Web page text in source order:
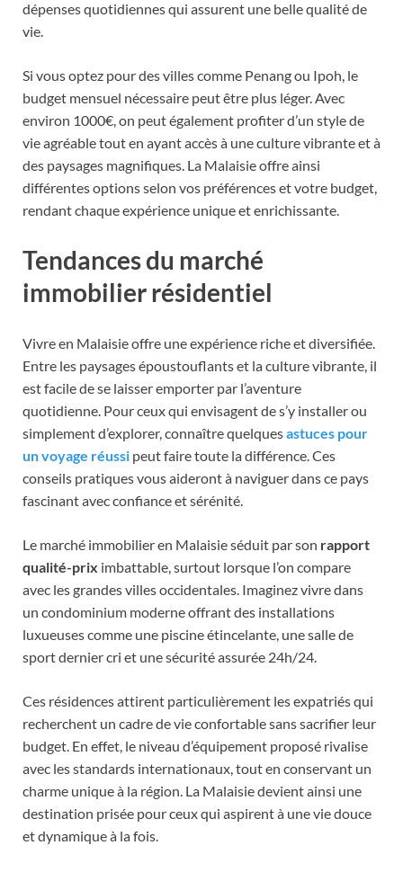
dépenses quotidiennes qui assurent une belle qualité de
vie.
Si vous optez pour des villes comme Penang ou Ipoh, le
budget mensuel nécessaire peut être plus léger. Avec
environ 1000€, on peut également profiter d’un style de
vie agréable tout en ayant accès à une culture vibrante et à
des paysages magnifiques. La Malaisie offre ainsi
différentes options selon vos préférences et votre budget,
rendant chaque expérience unique et enrichissante.
Tendances du marché
immobilier résidentiel
Vivre en Malaisie offre une expérience riche et diversifiée.
Entre les paysages époustouflants et la culture vibrante, il
est facile de se laisser emporter par l’aventure
quotidienne. Pour ceux qui envisagent de s’y installer ou
simplement d’explorer, connaître quelquesastuces pour
un voyage réussi peut faire toute la différence. Ces
conseils pratiques vous aideront à naviguer dans ce pays
fascinant avec confiance et sérénité.
Le marché immobilier en Malaisie séduit par son rapport
qualité-prix imbattable, surtout lorsque l’on compare
avec les grandes villes occidentales. Imaginez vivre dans
un condominium moderne offrant des installations
luxueuses comme une piscine étincelante, une salle de
sport dernier cri et une sécurité assurée 24h/24.
Ces résidences attirent particulièrement les expatriés qui
recherchent un cadre de vie confortable sans sacrifier leur
budget. En effet, le niveau d’équipement proposé rivalise
avec les standards internationaux, tout en conservant un
charme unique à la région. La Malaisie devient ainsi une
destination prisée pour ceux qui aspirent à une vie douce
et dynamique à la fois.